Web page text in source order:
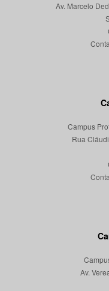
Av. Marcelo
Campus
Rua
Av.